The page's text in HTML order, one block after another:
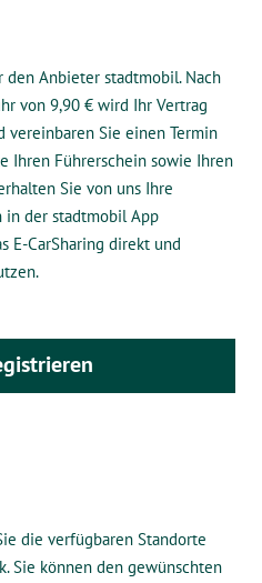
Anbieter stadtmobil. Nach
von 9,90 € wird Ihr Vertrag
Sie einen Termin
Ihren Führerschein sowie Ihren
Sie von uns Ihre
in der stadtmobil App
E-CarSharing direkt und
die verfügbaren Standorte
Sie können den gewünschten